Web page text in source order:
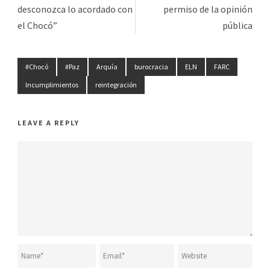
desconozca lo acordado con
el Chocó”
permiso de la opinión
pública
#Chocó #Paz Arquía burocracia ELN
FARC
Incumplimientos
reintegración
LEAVE A REPLY